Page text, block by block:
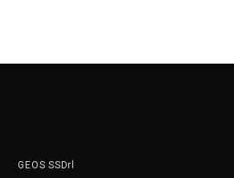
GEOS SSDrl